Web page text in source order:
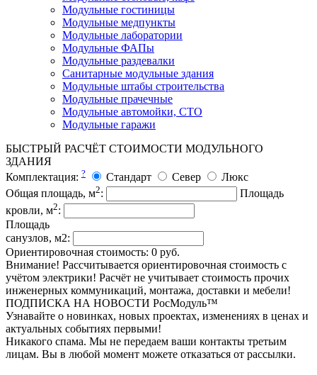
Модульные гостиницы
Модульные медпункты
Модульные лаборатории
Модульные ФАПы
Модульные раздевалки
Санитарные модульные здания
Модульные штабы строительства
Модульные прачечные
Модульные автомойки, СТО
Модульные гаражи
БЫСТРЫЙ РАСЧЁТ СТОИМОСТИ МОДУЛЬНОГО
ЗДАНИЯ
Комплектация: ? Стандарт Север
Люкс
Общая площадь, м2:
Площадь
кровли, м2:
Площадь
санузлов, м2:
Ориентировочная стоимость: 0 руб.
Внимание! Рассчитывается ориентировочная стоимость с
учётом электрики! Расчёт не учитывает стоимость прочих
инженерных коммуникаций, монтажа, доставки и мебели!
ПОДПИСКА НА НОВОСТИ РосМодуль™
Узнавайте о новинках, новых проектах, изменениях в ценах и
актуальных событиях первыми!
Никакого спама. Мы не передаем ваши контакты третьим
лицам. Вы в любой момент можете отказаться от рассылки.